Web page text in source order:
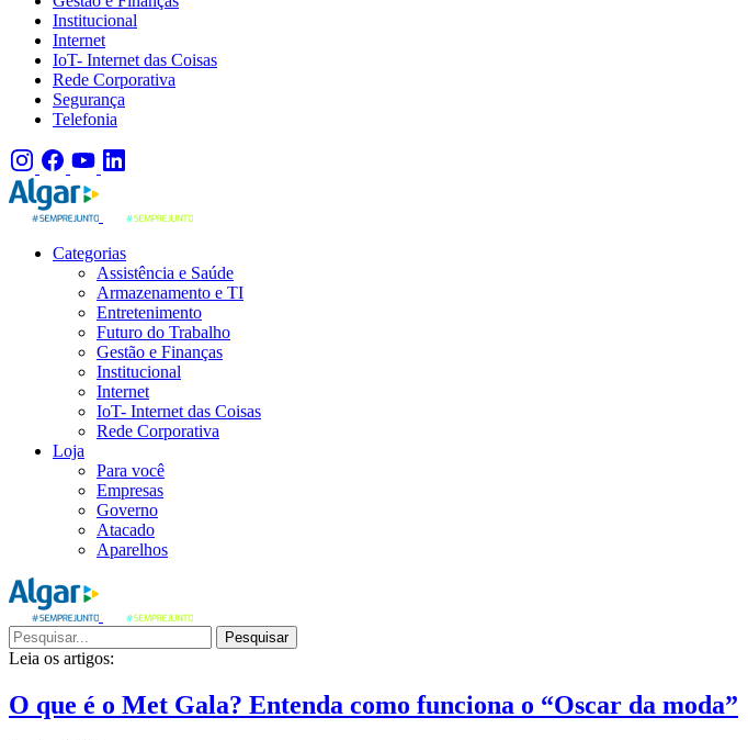
Institucional
Internet
IoT- Internet das Coisas
Rede Corporativa
Segurança
Telefonia
Categorias
Assistência e Saúde
Armazenamento e TI
Entretenimento
Futuro do Trabalho
Gestão e Finanças
Institucional
Internet
IoT- Internet das Coisas
Rede Corporativa
Loja
Para você
Empresas
Governo
Atacado
Aparelhos
Pesquisar
Leia os artigos:
O que é o Met Gala? Entenda como funciona o “Oscar da moda”